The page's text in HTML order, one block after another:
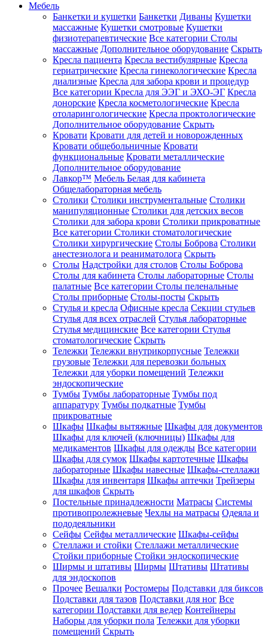
Мебель
Банкетки и кушетки Банкетки Диваны Кушетки
массажные Кушетки смотровые Кушетки
физиотерапевтические Все категории Столы
массажные Дополнительное оборудование Скрыть
Кресла пациента Кресла вестибулярные Кресла
гериатрические Кресла гинекологические Кресла
диализные Кресла для забора крови и процедур
Все категории Кресла для ЭЭГ и ЭХО-ЭГ Кресла
донорские Кресла косметологические Кресла
отоларингологические Кресла проктологические
Дополнительное оборудование Скрыть
Кровати Кровати для детей и новорожденных
Кровати общебольничные Кровати
функциональные Кровати металлические
Дополнительное оборудование
Лавкор™ Мебель Белая для кабинета
Общелабораторная мебель
Столики Столики инструментальные Столики
манипуляционные Столики для детских весов
Столики для забора крови Столики прикроватные
Все категории Столики стоматологические
Столики хирургические Столы Боброва Столики
анестезиолога и реаниматолога Скрыть
Столы Надстройки для столов Столы Боброва
Столы для кабинета Столы лабораторные Столы
палатные Все категории Столы пеленальные
Столы приборные Столы-посты Скрыть
Стулья и кресла Офисные кресла Секции стульев
Стулья для всех отраслей Стулья лабораторные
Стулья медицинские Все категории Стулья
стоматологические Скрыть
Тележки Тележки внутрикорпусные Тележки
грузовые Тележки для перевозки больных
Тележки для уборки помещений Тележки
эндоскопические
Тумбы Тумбы лабораторные Тумбы под
аппаратуру Тумбы подкатные Тумбы
прикроватные
Шкафы Шкафы вытяжные Шкафы для документов
Шкафы для ключей (ключницы) Шкафы для
медикаментов Шкафы для одежды Все категории
Шкафы для сумок Шкафы картотечные Шкафы
лабораторные Шкафы навесные Шкафы-стеллажи
Шкафы для инвентаря Шкафы аптечки Трейзеры
для шкафов Скрыть
Постельные принадлежности Матрасы Системы
противопролежневые Чехлы на матрасы Одеяла и
пододеяльники
Сейфы Сейфы металлические Шкафы-сейфы
Стеллажи и стойки Стеллажи металлические
Стойки приборные Стойки эндоскопические
Ширмы и штативы Ширмы Штативы Штативы
для эндоскопов
Прочее Вешалки Ростомеры Подставки для биксов
Подставки для тазов Подставки для ног Все
категории Подставки для ведер Контейнеры
Наборы для уборки пола Тележки для уборки
помещений Скрыть